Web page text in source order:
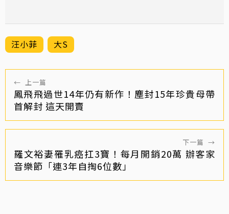
汪小菲 大S
← 上一篇
鳳飛飛過世14年仍有新作！塵封15年珍貴母帶
首解封 這天開賣
下一篇 →
羅文裕妻罹乳癌扛3寶！每月開銷20萬 辦客家
音樂節「連3年自掏6位數」